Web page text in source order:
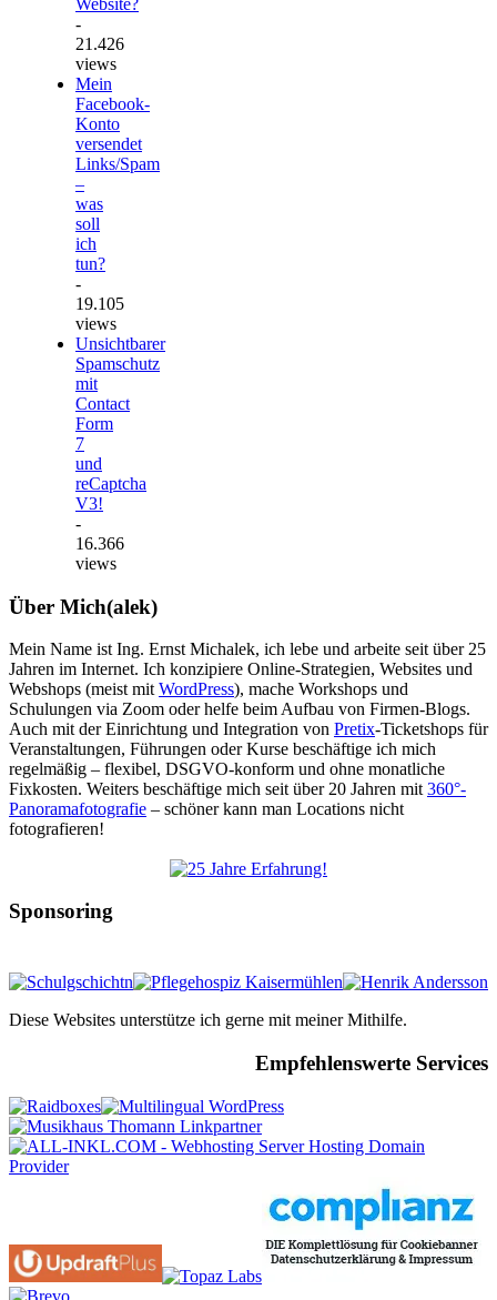
Website?
-
21.426
views
Mein
Facebook-
Konto
versendet
Links/Spam
–
was
soll
ich
tun?
-
19.105
views
Unsichtbarer
Spamschutz
mit
Contact
Form
7
und
reCaptcha
V3!
-
16.366
views
Über Mich(alek)
Mein Name ist Ing. Ernst Michalek, ich lebe und arbeite seit über 25
Jahren im Internet. Ich konzipiere Online-Strategien, Websites und
Webshops (meist mitWordPress), mache Workshops und
Schulungen via Zoom oder helfe beim Aufbau von Firmen-Blogs.
Auch mit der Einrichtung und Integration von Pretix-Ticketshops für
Veranstaltungen, Führungen oder Kurse beschäftige ich mich
regelmäßig – flexibel, DSGVO-konform und ohne monatliche
Fixkosten. Weiters beschäftige mich seit über 20 Jahren mit360°-
Panoramafotografie – schöner kann man Locations nicht
fotografieren!
Sponsoring
Diese Websites unterstütze ich gerne mit meiner Mithilfe.
Empfehlenswerte Services